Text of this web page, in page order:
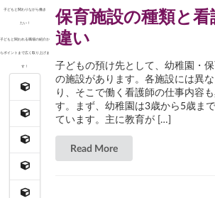
Skip
to
content
子どもと関わりながら働き
たい！
子どもと関われる職場の紹介か
らポイントまで広く取り上げま
す！
保育施設の種類と
違い
子どもの預け先として、幼稚園・
の施設があります。各施設には異
り、そこで働く看護師の仕事内容
す。まず、幼稚園は3歳から5歳ま
ています。主に教育が […]
Read More